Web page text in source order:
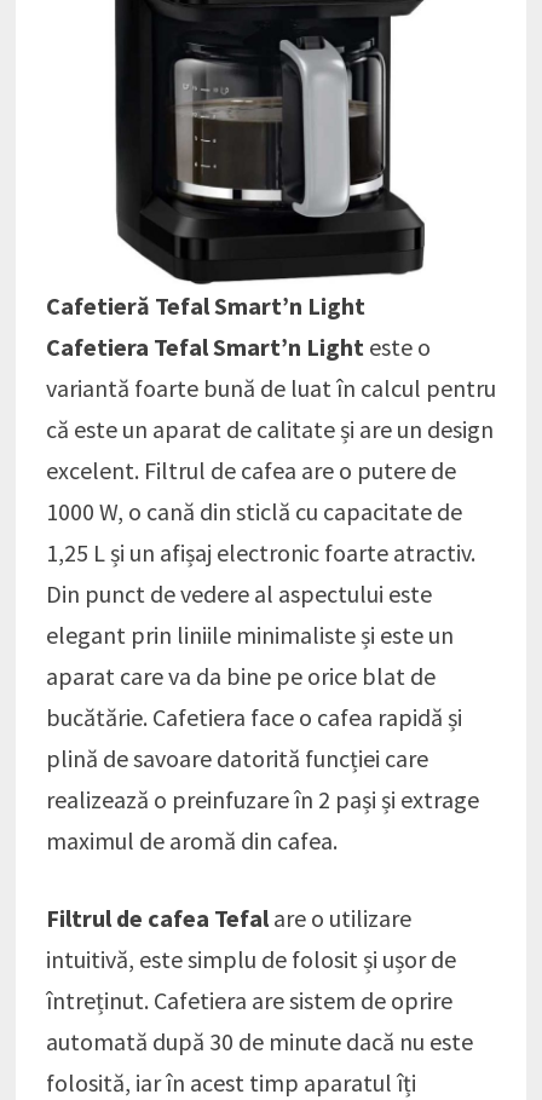
Cafetieră Tefal Smart’n Light
Cafetiera Tefal Smart’n Lighteste o
variantă foarte bună de luat în calcul pentru
că este un aparat de calitate și are un design
excelent. Filtrul de cafea are o putere de
1000 W, o cană din sticlă cu capacitate de
1,25 L și un afișaj electronic foarte atractiv.
Din punct de vedere al aspectului este
elegant prin liniile minimaliste și este un
aparat care va da bine pe orice blat de
bucătărie. Cafetiera face o cafea rapidă și
plină de savoare datorită funcției care
realizează o preinfuzare în 2 pași și extrage
maximul de aromă din cafea.
Filtrul de cafea Tefalare o utilizare
intuitivă, este simplu de folosit și ușor de
întreținut. Cafetiera are sistem de oprire
automată după 30 de minute dacă nu este
folosită, iar în acest timp aparatul îți